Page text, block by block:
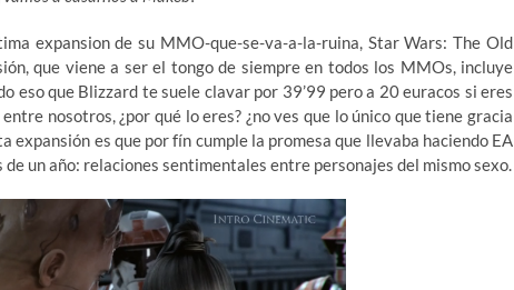
expansion de su MMO-que-se-va-a-la-ruina, Star Wars: The Old
que viene a ser el tongo de siempre en todos los MMOs, incluye
eso que Blizzard te suele clavar por 39’99 pero a 20 euracos si eres
nosotros, ¿por qué lo eres? ¿no ves que lo único que tiene gracia
expansión es que por fín cumple la promesa que llevaba haciendo EA
de un año: relaciones sentimentales entre personajes del mismo sexo.